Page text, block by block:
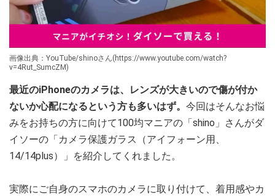
画像出典：YouTube/shinoさん(https://www.youtube.com/watch?
v=4Rut_SumcZM)
最近のiPhoneのカメラは、レンズが大きいので傷が付か
ないか心配になるという方も多いはず。 今回はそんなお悩
みをお持ちの方に向けて100均マニアの「shino」さんがダ
イソーの「カメラ保護ガラス（アイフォーン用、
14/14plus）」を紹介してくれました。
実際にご自身のスマホのカメラに取り付けて、着用感やカ